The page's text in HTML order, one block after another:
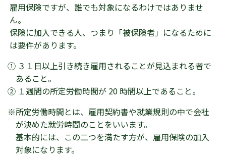
雇用保険ですが、誰でも対象になるわけではありませ
ん。
保険に加入できる人、つまり「被保険者」になるために
は要件があります。
① ３１日以上引き続き雇用されることが見込まれる者で
あること。
② １週間の所定労働時間が 20 時間以上であること。
※所定労働時間とは、雇用契約書や就業規則の中で会社
が決めた就労時間のことをいいます。
基本的には、この二つを満たす方が、雇用保険の加入
対象になります。